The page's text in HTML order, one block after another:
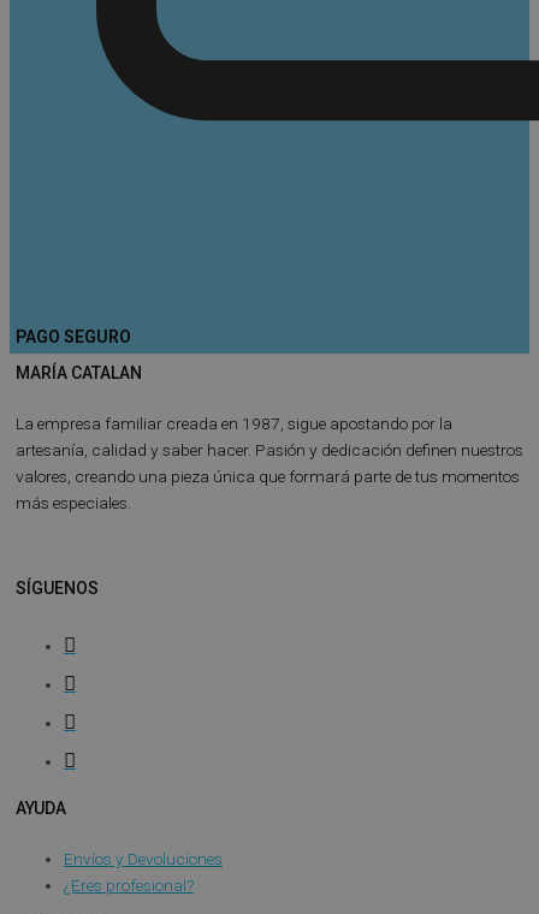
PAGO SEGURO
MARÍA CATALAN
La empresa familiar creada en 1987, sigue apostando por la
artesanía, calidad y saber hacer. Pasión y dedicación definen nuestros
valores, creando una pieza única que formará parte de tus momentos
más especiales.
SÍGUENOS
AYUDA
Envíos y Devoluciones
¿Eres profesional?